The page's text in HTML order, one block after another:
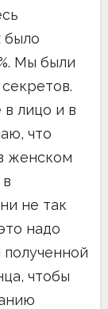
было
Мы были
в лицо и в
что
женском
не так
надо
чтобы